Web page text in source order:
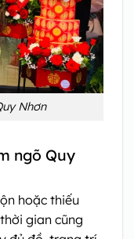
Nhơn
ngõ Quy
hoặc thiếu
gian cũng